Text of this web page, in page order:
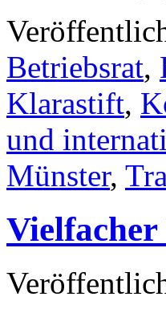
Betriebsrat,
Klarastift,
und
Münster,
Vielfacher